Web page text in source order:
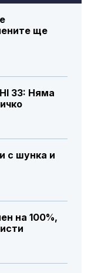
ще
33: Няма
с шунка и
на 100%,